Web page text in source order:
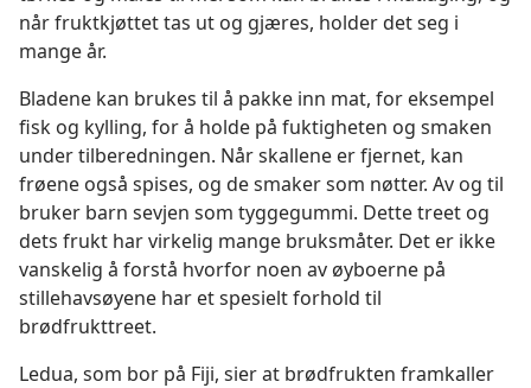
når fruktkjøttet tas ut og gjæres, holder det seg i
mange år.
Bladene kan brukes til å pakke inn mat, for eksempel
fisk og kylling, for å holde på fuktigheten og smaken
under tilberedningen. Når skallene er fjernet, kan
frøene også spises, og de smaker som nøtter. Av og til
bruker barn sevjen som tyggegummi. Dette treet og
dets frukt har virkelig mange bruksmåter. Det er ikke
vanskelig å forstå hvorfor noen av øyboerne på
stillehavsøyene har et spesielt forhold til
brødfrukttreet.
Ledua, som bor på Fiji, sier at brødfrukten framkaller